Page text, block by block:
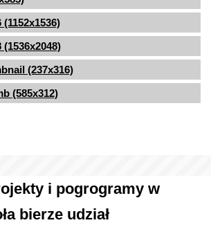
(1152x1536)
(1536x2048)
(237x316)
(585x312)
i pogrogramy w
bierze udział